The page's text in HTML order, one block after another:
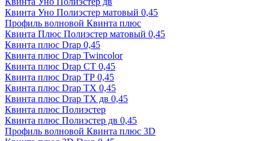
Квинта Уно Полиэстер матовый 0,45
Профиль волновой Квинта плюс
Квинта Плюс Полиэстер матовый 0,45
Квинта плюс Drap 0,45
Квинта плюс Drap Twincolor
Квинта плюс Drap СТ 0,45
Квинта плюс Drap ТР 0,45
Квинта плюс Drap ТХ 0,45
Квинта плюс Drap ТХ дв 0,45
Квинта плюс Полиэстер
Квинта плюс Полиэстер дв 0,45
Профиль волновой Квинта плюс 3D